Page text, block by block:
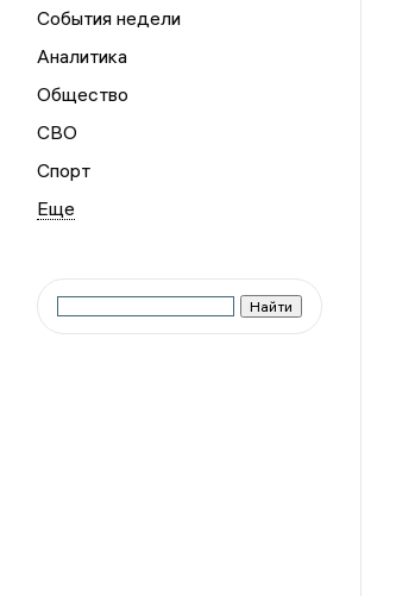
События недели
Аналитика
Общество
СВО
Спорт